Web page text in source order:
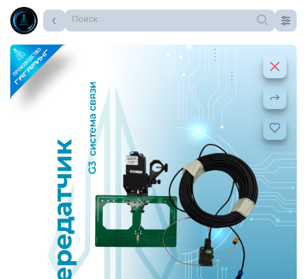
Поиск